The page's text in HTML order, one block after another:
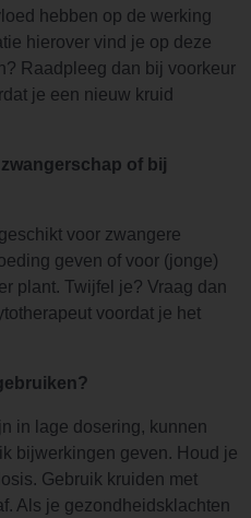
hebben op de werking
hierover vind je op deze
Raadpleeg dan bij voorkeur
je een nieuw kruid
of bij
voor zwangere
geven of voor (jonge)
plant. Twijfel je? Vraag dan
voordat je het
in lage dosering, kunnen
bijwerkingen geven. Houd je
Gebruik kruiden met
Als je gezondheidsklachten